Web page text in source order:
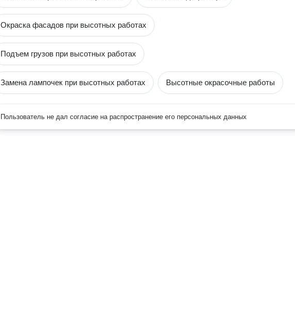
Окраска фасадов при высотных работах
Подъем грузов при высотных работах
Замена лампочек при высотных работах Высотные окрасочные работы
Пользователь не дал согласие на распространение его персональных данных